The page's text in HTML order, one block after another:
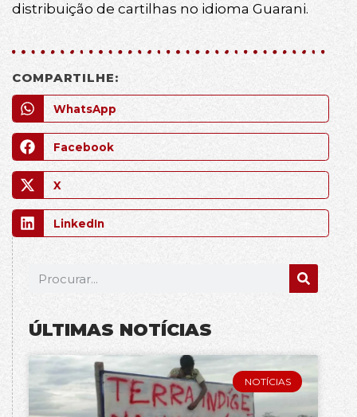
distribuição de cartilhas no idioma Guarani.
COMPARTILHE:
WhatsApp
Facebook
X
LinkedIn
ÚLTIMAS NOTÍCIAS
NOTÍCIAS